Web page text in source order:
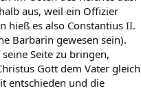
aus, weil ein Offizier
hieß es also Constantius II.
Barbarin gewesen sein).
Seite zu bringen,
Gott dem Vater gleich
entschieden und die